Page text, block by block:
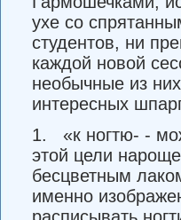
ухе со
студентов, ни
каждой новой
необычные из
интересных
1. «к ногтю- -
этой цели
бесцветным
именно